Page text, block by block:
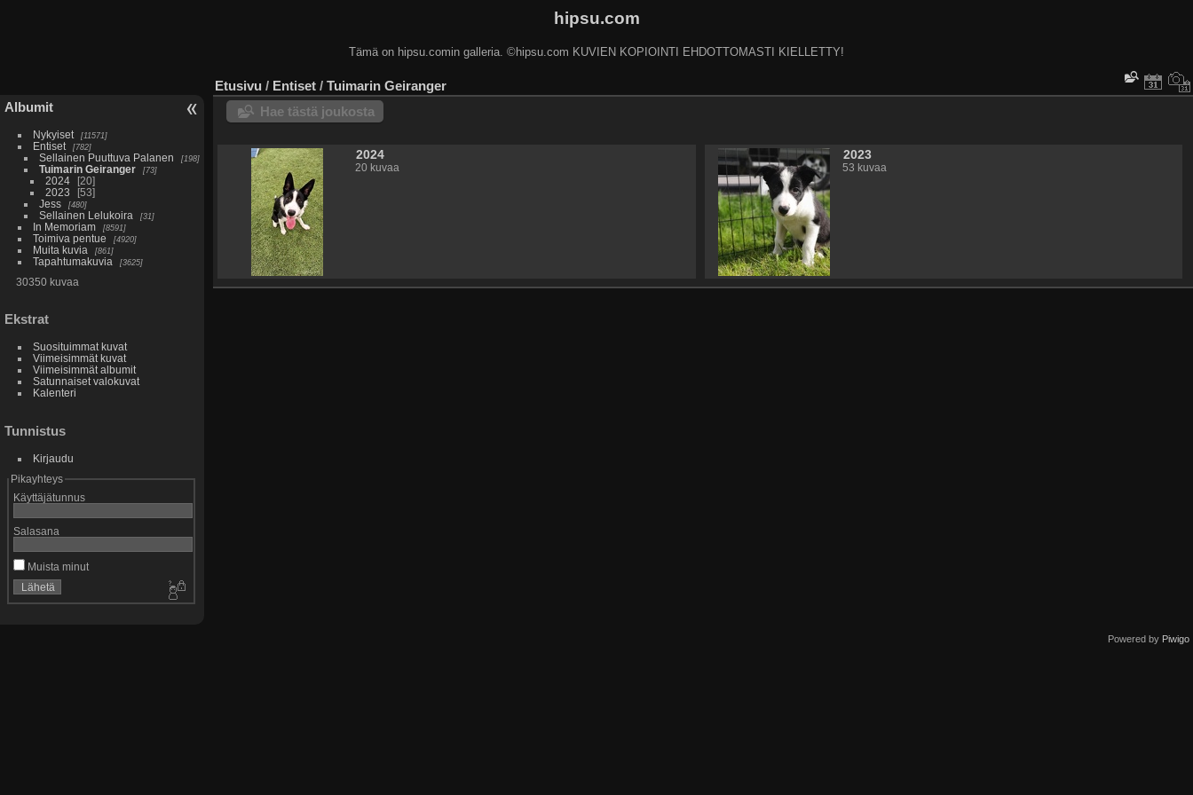
hipsu.com
Tämä on hipsu.comin galleria. ©hipsu.com KUVIEN KOPIOINTI EHDOTTOMASTI KIELLETTY!
Albumit
Nykyiset 11571
Entiset 782
Sellainen Puuttuva Palanen 198
Tuimarin Geiranger 73
2024
20
2023
53
Jess
480
Sellainen Lelukoira 31
In Memoriam 8591
Toimiva pentue 4920
Muita kuvia 861
Tapahtumakuvia 3625
30350 kuvaa
Ekstrat
Suosituimmat kuvat
Viimeisimmät kuvat
Viimeisimmät albumit
Satunnaiset valokuvat
Kalenteri
Tunnistus
Kirjaudu
Pikayhteys
Käyttäjätunnus
Salasana
Muista minut
Etusivu / Entiset / Tuimarin Geiranger
Hae tästä joukosta
2024
20 kuvaa
2023
53 kuvaa
Powered by Piwigo